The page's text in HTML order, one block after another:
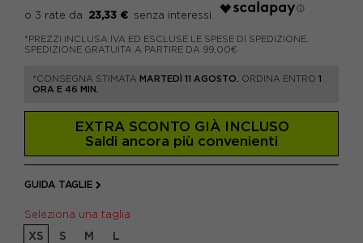
23,33 €
*PREZZI INCLUSA IVA ED ESCLUSE LE SPESE DI SPEDIZIONE.
SPEDIZIONE GRATUITA A PARTIRE DA 99,00€
*CONSEGNA STIMATA MARTEDÌ 11 AGOSTO. ORDINA ENTRO 1
ORA E 46 MIN.
EXTRA SCONTO GIÀ INCLUSO
Saldi ancora più convenienti
GUIDA TAGLIE
Seleziona una taglia
XS S M L